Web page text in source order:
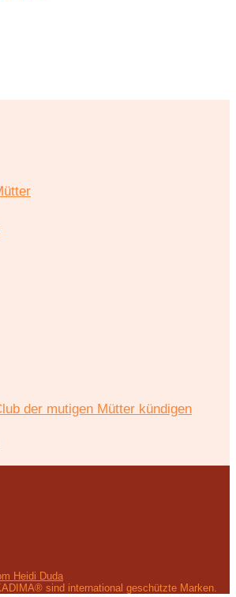
der mutigen Mütter kündigen
Heidi Duda
sind international geschützte Marken.